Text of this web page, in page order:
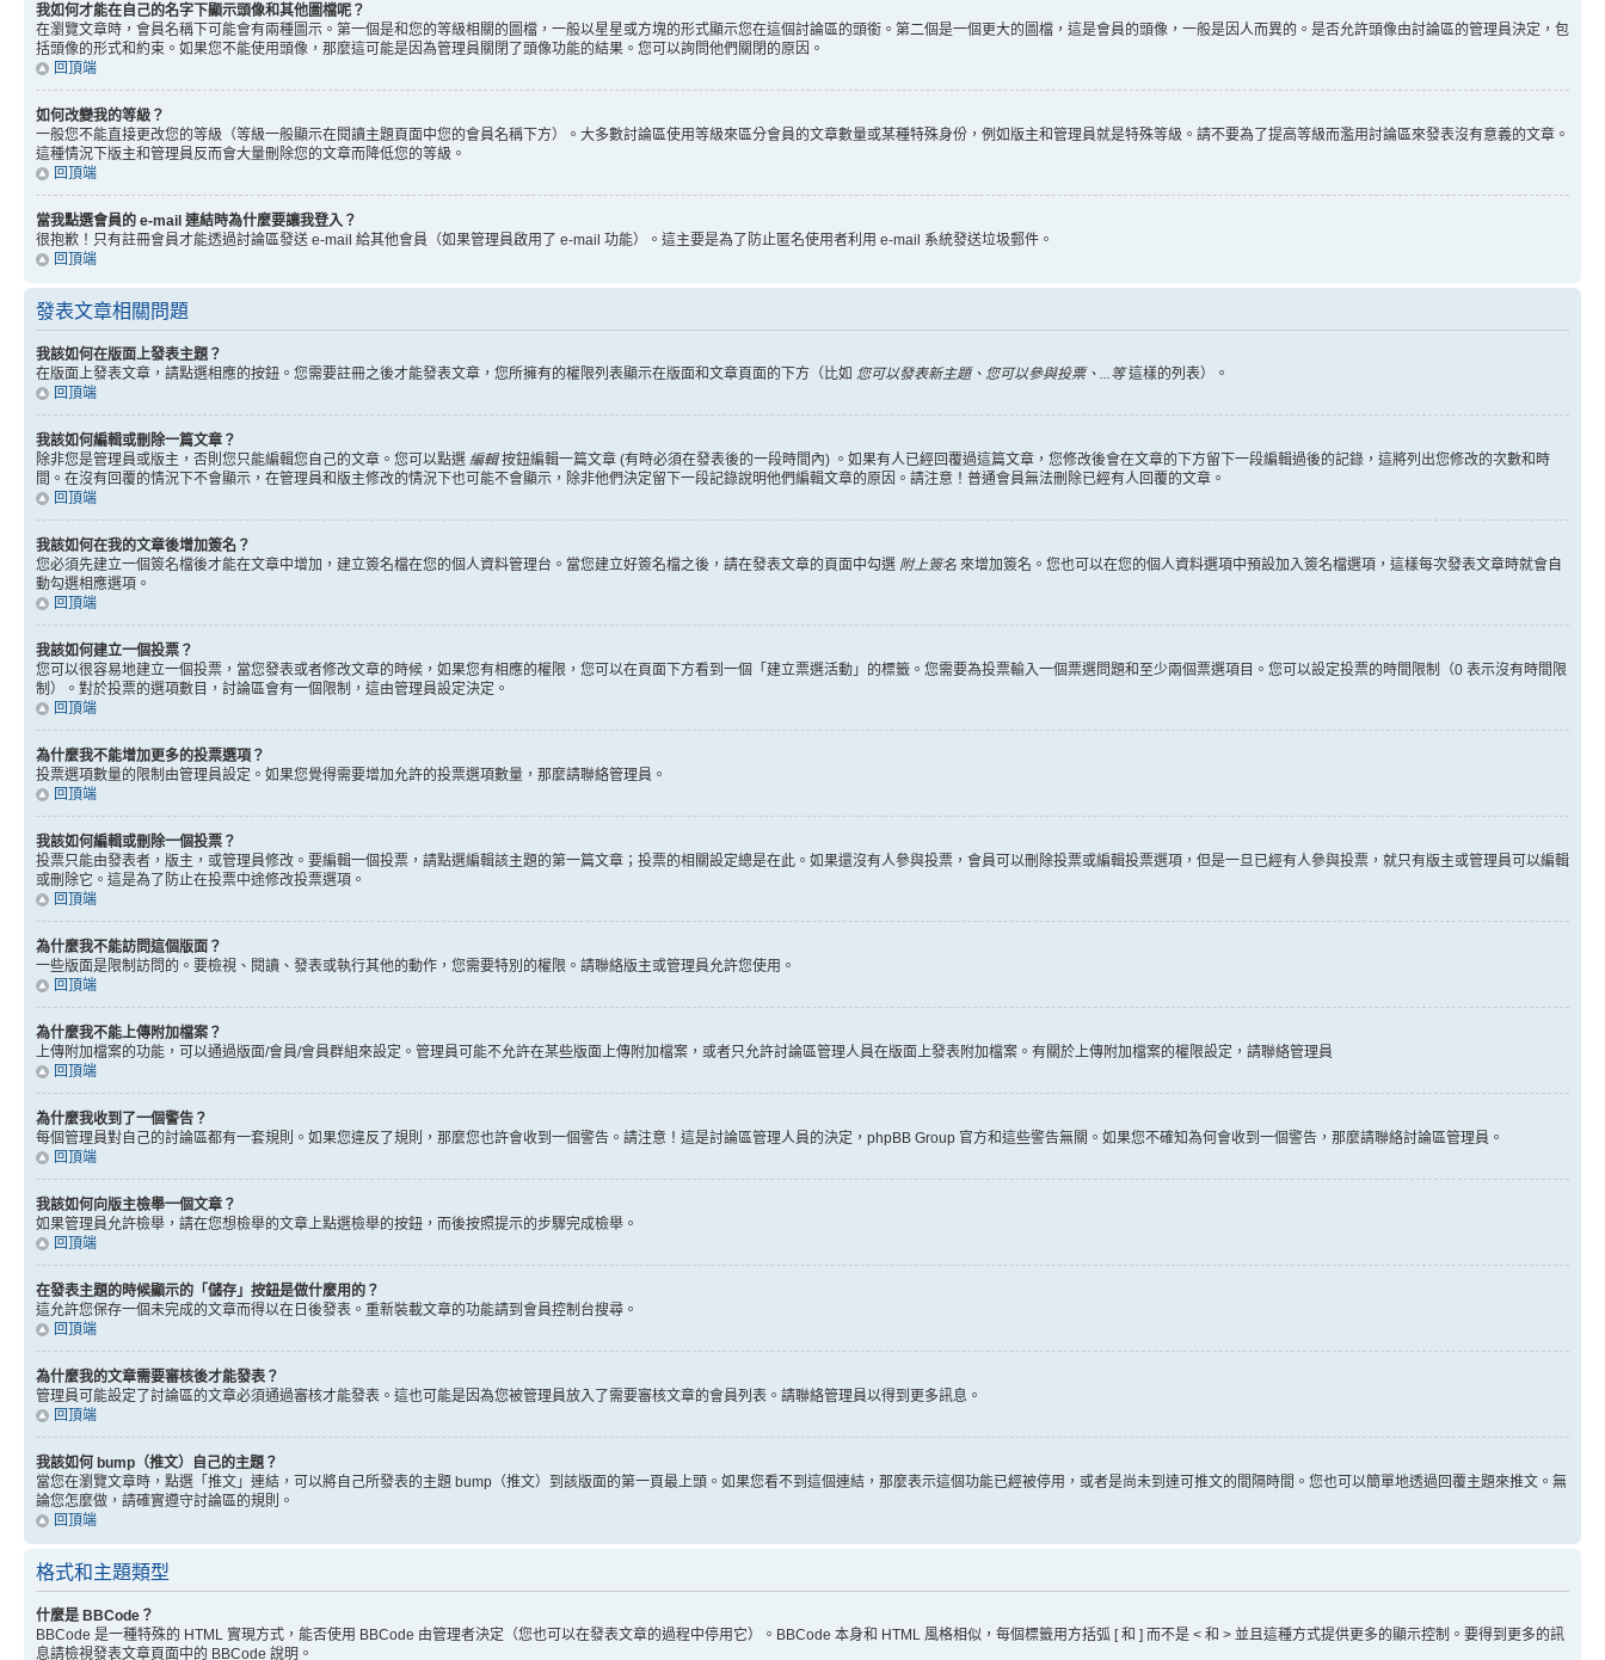
我如何才能在自己的名字下顯示頭像和其他圖檔呢？
在瀏覽文章時，會員名稱下可能會有兩種圖示。第一個是和您的等級相關的圖檔，一般以星星或方塊的形式顯示您在這個討論區的頭銜。第二個是一個更大的圖檔，這是會員的頭像，一般是因人而異的。是否允許頭像由討論區的管理員決定，包
括頭像的形式和約束。如果您不能使用頭像，那麼這可能是因為管理員關閉了頭像功能的結果。您可以詢問他們關閉的原因。
回頂端
如何改變我的等級？
一般您不能直接更改您的等級（等級一般顯示在閱讀主題頁面中您的會員名稱下方）。大多數討論區使用等級來區分會員的文章數量或某種特殊身份，例如版主和管理員就是特殊等級。請不要為了提高等級而濫用討論區來發表沒有意義的文章。
這種情況下版主和管理員反而會大量刪除您的文章而降低您的等級。
回頂端
當我點選會員的 e-mail 連結時為什麼要讓我登入？
很抱歉！只有註冊會員才能透過討論區發送 e-mail 給其他會員（如果管理員啟用了 e-mail 功能）。這主要是為了防止匿名使用者利用 e-mail 系統發送垃圾郵件。
回頂端
發表文章相關問題
我該如何在版面上發表主題？
在版面上發表文章，請點選相應的按鈕。您需要註冊之後才能發表文章，您所擁有的權限列表顯示在版面和文章頁面的下方（比如 您可以發表新主題、您可以參與投票、...等這樣的列表）。
回頂端
我該如何編輯或刪除一篇文章？
除非您是管理員或版主，否則您只能編輯您自己的文章。您可以點選 編輯按鈕編輯一篇文章 (有時必須在發表後的一段時間內) 。如果有人已經回覆過這篇文章，您修改後會在文章的下方留下一段編輯過後的記錄，這將列出您修改的次數和時
間。在沒有回覆的情況下不會顯示，在管理員和版主修改的情況下也可能不會顯示，除非他們決定留下一段記錄說明他們編輯文章的原因。請注意！普通會員無法刪除已經有人回覆的文章。
回頂端
我該如何在我的文章後增加簽名？
您必須先建立一個簽名檔後才能在文章中增加，建立簽名檔在您的個人資料管理台。當您建立好簽名檔之後，請在發表文章的頁面中勾選 附上簽名 來增加簽名。您也可以在您的個人資料選項中預設加入簽名檔選項，這樣每次發表文章時就會自
動勾選相應選項。
回頂端
我該如何建立一個投票？
您可以很容易地建立一個投票，當您發表或者修改文章的時候，如果您有相應的權限，您可以在頁面下方看到一個「建立票選活動」的標籤。您需要為投票輸入一個票選問題和至少兩個票選項目。您可以設定投票的時間限制（0 表示沒有時間限
制）。對於投票的選項數目，討論區會有一個限制，這由管理員設定決定。
回頂端
為什麼我不能增加更多的投票選項？
投票選項數量的限制由管理員設定。如果您覺得需要增加允許的投票選項數量，那麼請聯絡管理員。
回頂端
我該如何編輯或刪除一個投票？
投票只能由發表者，版主，或管理員修改。要編輯一個投票，請點選編輯該主題的第一篇文章；投票的相關設定總是在此。如果還沒有人參與投票，會員可以刪除投票或編輯投票選項，但是一旦已經有人參與投票，就只有版主或管理員可以編輯
或刪除它。這是為了防止在投票中途修改投票選項。
回頂端
為什麼我不能訪問這個版面？
一些版面是限制訪問的。要檢視、閱讀、發表或執行其他的動作，您需要特別的權限。請聯絡版主或管理員允許您使用。
回頂端
為什麼我不能上傳附加檔案？
上傳附加檔案的功能，可以通過版面/會員/會員群組來設定。管理員可能不允許在某些版面上傳附加檔案，或者只允許討論區管理人員在版面上發表附加檔案。有關於上傳附加檔案的權限設定，請聯絡管理員
回頂端
為什麼我收到了一個警告？
每個管理員對自己的討論區都有一套規則。如果您違反了規則，那麼您也許會收到一個警告。請注意！這是討論區管理人員的決定，phpBB Group 官方和這些警告無關。如果您不確知為何會收到一個警告，那麼請聯絡討論區管理員。
回頂端
我該如何向版主檢舉一個文章？
如果管理員允許檢舉，請在您想檢舉的文章上點選檢舉的按鈕，而後按照提示的步驟完成檢舉。
回頂端
在發表主題的時候顯示的「儲存」按鈕是做什麼用的？
這允許您保存一個未完成的文章而得以在日後發表。重新裝載文章的功能請到會員控制台搜尋。
回頂端
為什麼我的文章需要審核後才能發表？
管理員可能設定了討論區的文章必須通過審核才能發表。這也可能是因為您被管理員放入了需要審核文章的會員列表。請聯絡管理員以得到更多訊息。
回頂端
我該如何 bump（推文）自己的主題？
當您在瀏覽文章時，點選「推文」連結，可以將自己所發表的主題 bump（推文）到該版面的第一頁最上頭。如果您看不到這個連結，那麼表示這個功能已經被停用，或者是尚未到達可推文的間隔時間。您也可以簡單地透過回覆主題來推文。無
論您怎麼做，請確實遵守討論區的規則。
回頂端
格式和主題類型
什麼是 BBCode？
BBCode 是一種特殊的 HTML 實現方式，能否使用 BBCode 由管理者決定（您也可以在發表文章的過程中停用它）。BBCode 本身和 HTML 風格相似，每個標籤用方括弧 [ 和 ] 而不是 < 和 > 並且這種方式提供更多的顯示控制。要得到更多的訊
息請檢視發表文章頁面中的 BBCode 說明。